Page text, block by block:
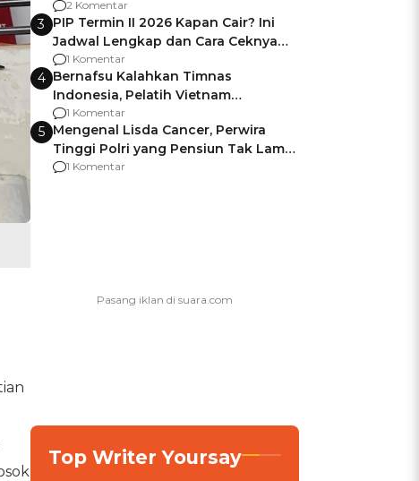
Pemalang
2 Komentar
3 PIP Termin II 2026 Kapan Cair? Ini
Jadwal Lengkap dan Cara Ceknya
agar Dana Tidak Hangus!
1 Komentar
4 Bernafsu Kalahkan Timnas
Indonesia, Pelatih Vietnam
Berencana Pakai Jimat di Pakansari
1 Komentar
5 Mengenal Lisda Cancer, Perwira
Tinggi Polri yang Pensiun Tak Lama
Usai Jadi Brigjen
1 Komentar
Top Writer Yoursay